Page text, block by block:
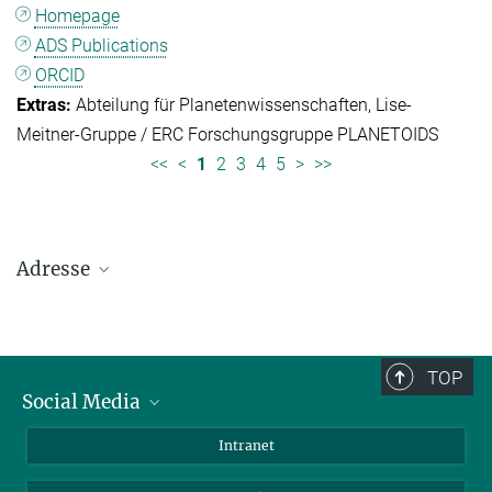
Homepage
ADS Publications
ORCID
Abteilung für Planetenwissenschaften Lise-
Meitner-Gruppe / ERC Forschungsgruppe PLANETOIDS
<< < 1 2 3 4 5 > >>
Adresse
Telefon: +49 551 384 979-0
E-Mail:presseinfo@mps.mpg.de
TOP
Social Media
Intranet